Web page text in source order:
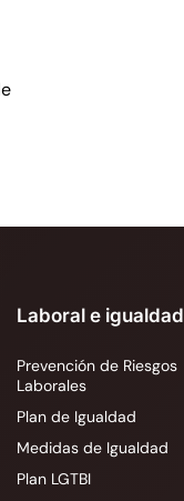
Laboral e igualdad
Prevención de Riesgos
Laborales
Plan de Igualdad
Medidas de Igualdad
Plan LGTBI